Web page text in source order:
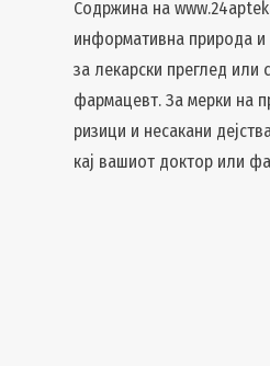
Содржина на
информативна природа и
за лекарски преглед или
фармацевт. За мерки на
ризици и несакани
кај вашиот доктор или